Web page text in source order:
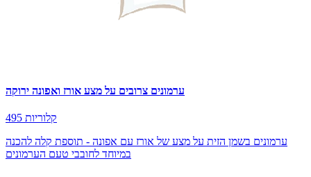
ערמונים צרובים על מצע אורז ואפונה ירוקה
495 קלוריות
ערמונים בשמן הזית על מצע של אורז עם אפונה - תוספת קלה להכנה
במיוחד לחובבי טעם הערמונים